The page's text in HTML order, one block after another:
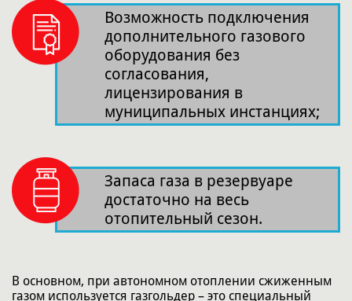
Возможность подключения
дополнительного газового
оборудования без
согласования,
лицензирования в
муниципальных инстанциях;
Запаса газа в резервуаре
достаточно на весь
отопительный сезон.
В основном, при автономном отоплении сжиженным
газом используется газгольдер – это специальный